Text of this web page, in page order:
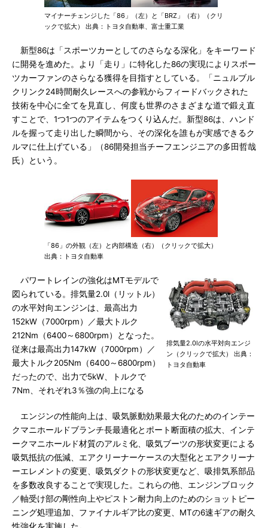
マイナーチェンジした「86」（左）と「BRZ」（右）（クリ
ックで拡大） 出典：トヨタ自動車、富士重工業
新型86は「スポーツカーとしてのさらなる深化」をキーワード
に開発を進めた。より「走り」に特化した86の実現によりスポー
ツカーファンのさらなる獲得を目指すとしている。「ニュルブル
クリンク24時間耐久レースへの参戦からフィードバックされた
技術を中心に全てを見直し、何度も世界のさまざまな道で鍛え直
すことで、1つ1つのアイテムをつくり込んだ。新型86は、ハンド
ルを握って走り出した瞬間から、その深化を誰もが実感できるク
ルマに仕上げている」（86開発担当チーフエンジニアの多田哲哉
氏）という。
「86」の外観（左）と内部構造（右）（クリックで拡大）
出典：トヨタ自動車
排気量2.0lの水平対向エンジ
ン（クリックで拡大） 出典：
トヨタ自動車
パワートレインの強化はMTモデルで
図られている。排気量2.0l（リットル）
の水平対向エンジンは、最高出力
152kW（7000rpm）／最大トルク
212Nm（6400～6800rpm）となった。
従来は最高出力147kW（7000rpm）／
最大トルク205Nm（6400～6800rpm）
だったので、出力で5kW、トルクで
7Nm、それぞれ3％強の向上になる
エンジンの性能向上は、吸気脈動効果最大化のためのインテー
クマニホールドブランチ長最適化とポート断面積の拡大、インテ
ークマニホールド材質のアルミ化、吸気ブーツの形状変更による
吸気抵抗の低減、エアクリーナーケースの大型化とエアクリーナ
ーエレメントの変更、吸気ダクトの形状変更など、吸排気系部品
を多数改良することで実現した。これらの他、エンジンブロック
／軸受け部の剛性向上やピストン耐力向上のためのショットピー
ニング処理追加、ファイナルギア比の変更、MTの6速ギアの耐久